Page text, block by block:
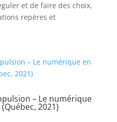
et de faire des choix,
repères et
– Le numérique
2021)